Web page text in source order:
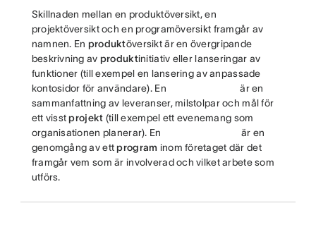
Skillnaden mellan en produktöversikt, en
projektöversikt och en programöversikt framgår av
namnen. En produktöversikt är en övergripande
beskrivning av produktinitiativ eller lanseringar av
funktioner (till exempel en lansering av anpassade
kontosidor för användare). En
är en
sammanfattning av leveranser, milstolpar och mål för
ett visstprojekt (till exempel ett evenemang som
organisationen planerar). En
är en
genomgång av ettprogram inom företaget där det
framgår vem som är involverad och vilket arbete som
utförs.